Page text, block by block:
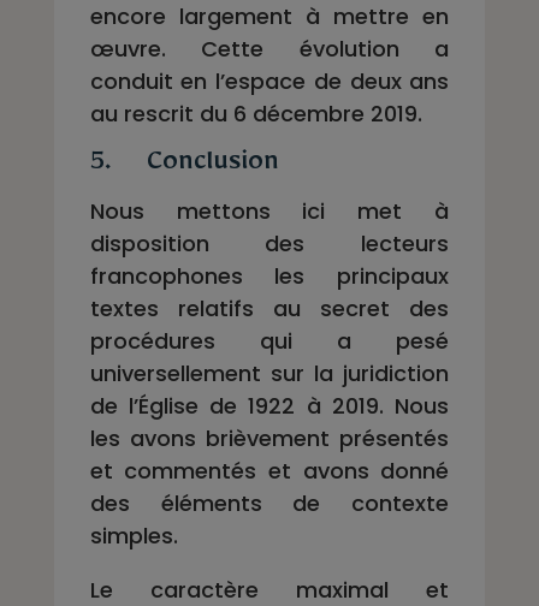
encore largement à mettre en
œuvre. Cette évolution a
conduit en l’espace de deux ans
au rescrit du 6 décembre 2019.
5. Conclusion
Nous mettons ici met à
disposition des lecteurs
francophones les principaux
textes relatifs au secret des
procédures qui a pesé
universellement sur la juridiction
de l’Église de 1922 à 2019. Nous
les avons brièvement présentés
et commentés et avons donné
des éléments de contexte
simples.
Le caractère maximal et